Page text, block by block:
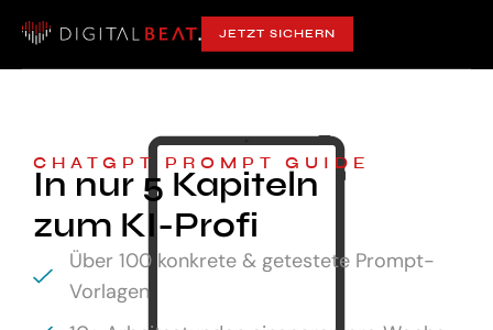
JETZT SICHERN
CHATGPT PROMPT GUIDE
In nur 5 Kapiteln
zum KI-Profi
Über 100 konkrete & getestete Prompt-
Vorlagen